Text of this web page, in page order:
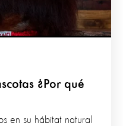
¿Por qué
en su hábitat natural